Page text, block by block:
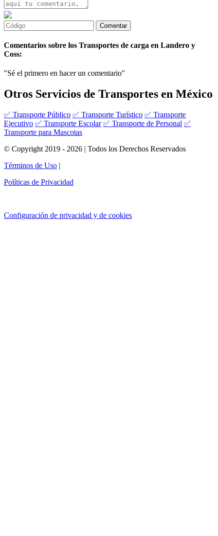
Comentarios sobre los Transportes de carga en Landero y
Coss:
"Sé el primero en hacer un comentario"
Otros Servicios de Transportes en México
✅ Transporte Público ✅ Transporte Turístico ✅ Transporte
Ejecutivo ✅ Transporte Escolar ✅ Transporte de Personal ✅
Transporte para Mascotas
© Copyright 2019 - 2026 | Todos los Derechos Reservados
Términos de Uso |
Políticas de Privacidad
Configuración de privacidad y de cookies